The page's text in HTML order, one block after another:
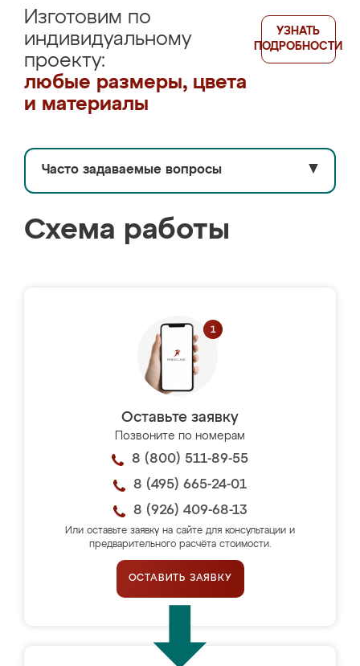
Изготовим по
индивидуальному
проекту:
любые размеры, цвета
и материалы
УЗНАТЬ
ПОДРОБНОСТИ
Часто задаваемые вопросы ▼
Схема работы
Оставьте заявку
Позвоните по номерам
8 (800) 511-89-55
8 (495) 665-24-01
8 (926) 409-68-13
Или оставьте заявку на сайте для консультации и
предварительного расчёта стоимости.
ОСТАВИТЬ ЗАЯВКУ